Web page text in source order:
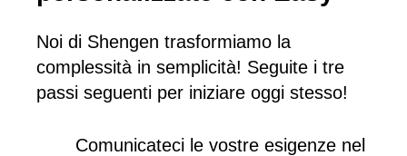
Noi di Shengen trasformiamo la
complessità in semplicità! Seguite i tre
passi seguenti per iniziare oggi stesso!
Comunicateci le vostre esigenze nel